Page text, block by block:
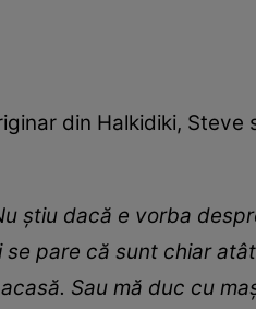
din Halkidiki, Steve
știu dacă e vorba
se pare că sunt chiar
Sau mă duc cu